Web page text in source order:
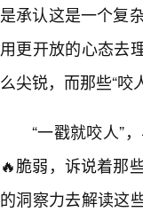
是承认这是一个复
用更开放的心态去
么尖锐，而那些“咬
“一戳就咬人”
🔥脆弱，诉说着那
的洞察力去解读这